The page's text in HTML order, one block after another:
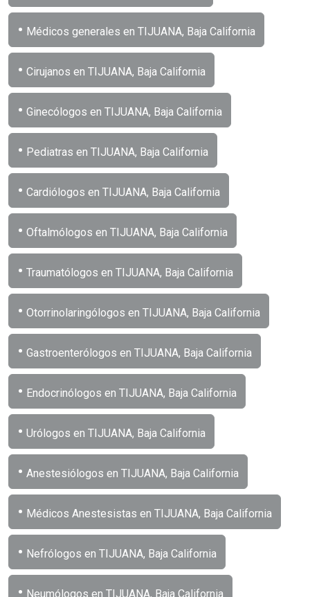
• Médicos generales en TIJUANA, Baja California
• Cirujanos en TIJUANA, Baja California
• Ginecólogos en TIJUANA, Baja California
• Pediatras en TIJUANA, Baja California
• Cardiólogos en TIJUANA, Baja California
• Oftalmólogos en TIJUANA, Baja California
• Traumatólogos en TIJUANA, Baja California
• Otorrinolaringólogos en TIJUANA, Baja California
• Gastroenterólogos en TIJUANA, Baja California
• Endocrinólogos en TIJUANA, Baja California
• Urólogos en TIJUANA, Baja California
• Anestesiólogos en TIJUANA, Baja California
• Médicos Anestesistas en TIJUANA, Baja California
• Nefrólogos en TIJUANA, Baja California
• Neumólogos en TIJUANA, Baja California